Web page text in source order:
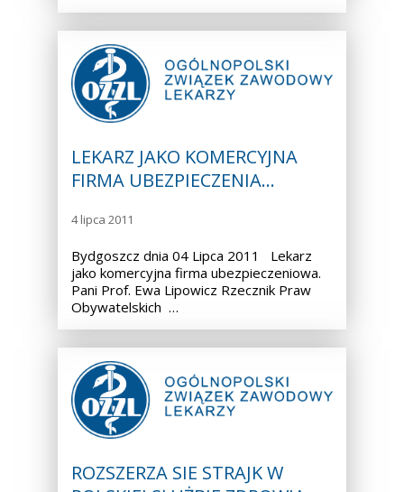
LEKARZ JAKO KOMERCYJNA
FIRMA UBEZPIECZENIA…
4 lipca 2011
Bydgoszcz dnia 04 Lipca 2011 Lekarz
jako komercyjna firma ubezpieczeniowa.
Pani Prof. Ewa Lipowicz Rzecznik Praw
Obywatelskich …
ROZSZERZA SIE STRAJK W